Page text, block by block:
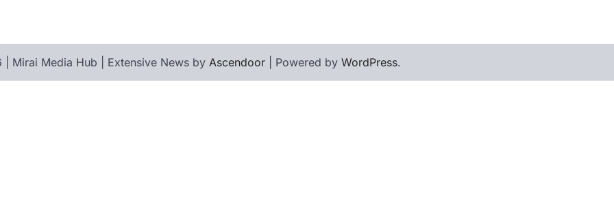
Mirai Media Hub | Extensive News by Ascendoor | Powered by WordPress.